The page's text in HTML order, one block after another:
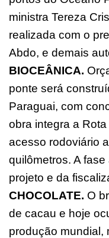
ministra Tereza
realizada com o
Abdo, e demais
BIOCEÂNICA.
ponte será
Paraguai, com
obra integra a
acesso rodoviário
quilômetros. A
projeto e da
CHOCOLATE. O
de cacau e hoje
produção mundial,